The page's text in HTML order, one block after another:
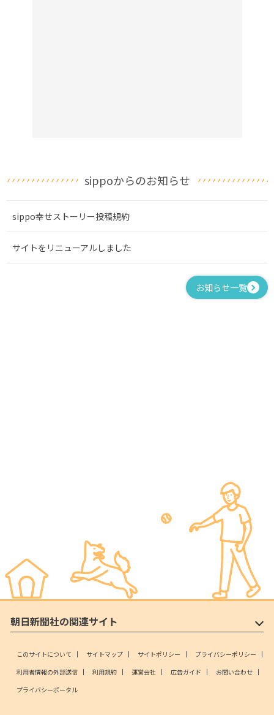
sippoからのお知らせ
sippo幸せストーリー投稿規約
サイトをリニューアルしました
お知らせ一覧
朝日新聞社の関連サイト
このサイトについて サイトマップ サイトポリシー
プライバシーポリシー
利用者情報の外部送信
利用規約 運営会社 広告ガイド
お問い合わせ
プライバシーポータル